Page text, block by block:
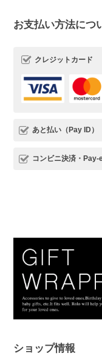
ルバーでどんなファシ
ます。 ありがとうござ
お支払い方法につ
クレジットカード
あと払い（Pay ID）
コンビニ決済・Pay-
ショップ情報